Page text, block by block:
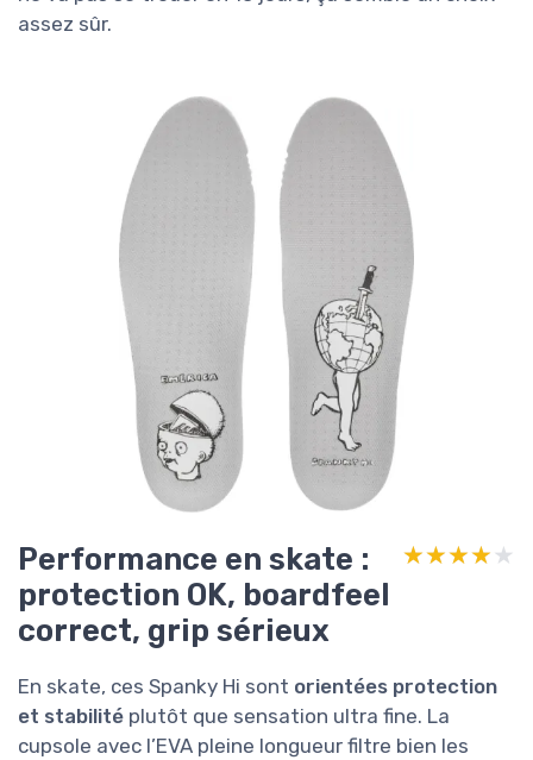
assez sûr.
Performance en skate :
protection OK, boardfeel
correct, grip sérieux
★★★★★
★★★★★
En skate, ces Spanky Hi sont orientées protection
et stabilité plutôt que sensation ultra fine. La
cupsole avec l’EVA pleine longueur filtre bien les